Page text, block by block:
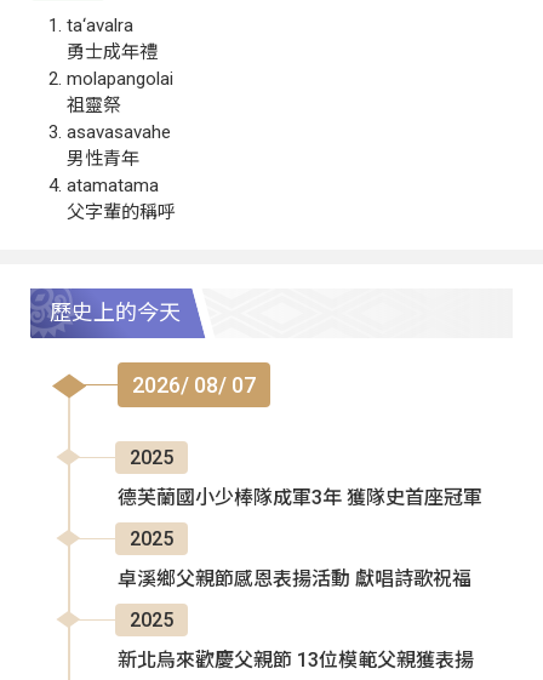
ta‘avalra
勇士成年禮
molapangolai
祖靈祭
asavasavahe
男性青年
atamatama
父字輩的稱呼
歷史上的今天
2026/ 08/ 07
2025
德芙蘭國小少棒隊成軍3年 獲隊史首座冠軍
2025
卓溪鄉父親節感恩表揚活動 獻唱詩歌祝福
2025
新北烏來歡慶父親節 13位模範父親獲表揚